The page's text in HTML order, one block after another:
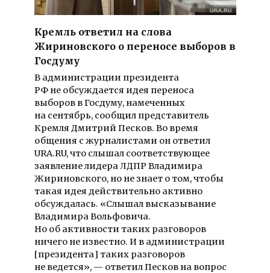
Кремль ответил на слова
Жириновского о переносе выборов в
Госдуму
В администрации президента
РФ не обсуждается идея переноса
выборов в Госдуму, намеченных
на сентябрь, сообщил представитель
Кремля Дмитрий Песков. Во время
общения с журналистами он ответил
URA.RU, что слышал соответствующее
заявление лидера ЛДПР Владимира
Жириновского, но не знает о том, чтобы
такая идея действительно активно
обсуждалась. «Слышал высказывание
Владимира Вольфовича.
Но об активности таких разговоров
ничего не известно. И в администрации
[президента] таких разговоров
не ведется», — ответил Песков на вопрос